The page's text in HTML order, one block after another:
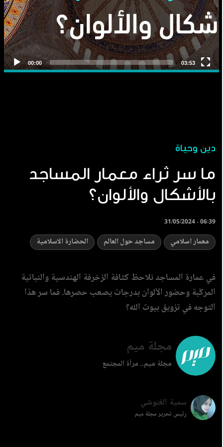
دين وحياة
ما سر ثراء معمار المساجد
بالأشكال والألوان؟
31/05/2024 - 06:39
معمار اسلامي مساجد حول العالم الحضارة الاسلامية
في عمارة المساجد نلاحظ كثافة الزخرفة الهندسية والنباتية
المركّبة وحضور الألوان بدرجات يصعب حصرها. فما سر هذا
التوجه في تزويق بيوت الله؟
مجلة ميم
مجلة ميم.. مرآة المجتمع
سمية الغنوشي
رئيس تحرير مجلة ميم